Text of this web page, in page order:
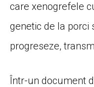
care xenogrefele
genetic de la porci
progreseze,
Într-un document